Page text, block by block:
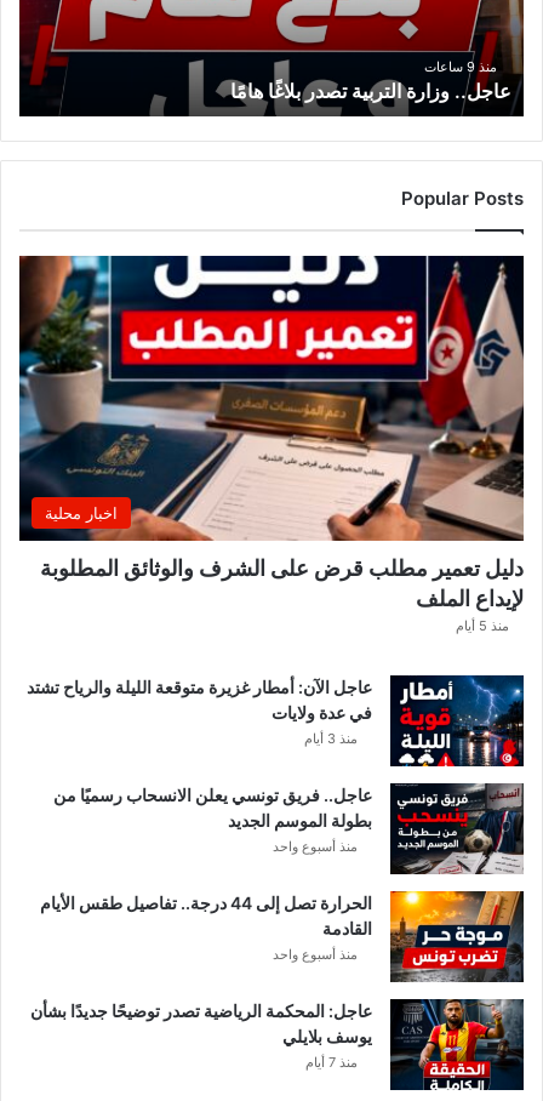
منذ 9 ساعات
عاجل.. وزارة التربية تصدر بلاغًا هامًا
Popular Posts
اخبار محلية
دليل تعمير مطلب قرض على الشرف والوثائق المطلوبة
لإيداع الملف
منذ 5 أيام
عاجل الآن: أمطار غزيرة متوقعة الليلة والرياح تشتد
في عدة ولايات
منذ 3 أيام
عاجل.. فريق تونسي يعلن الانسحاب رسميًا من
بطولة الموسم الجديد
منذ أسبوع واحد
الحرارة تصل إلى 44 درجة.. تفاصيل طقس الأيام
القادمة
منذ أسبوع واحد
عاجل: المحكمة الرياضية تصدر توضيحًا جديدًا بشأن
يوسف بلايلي
منذ 7 أيام